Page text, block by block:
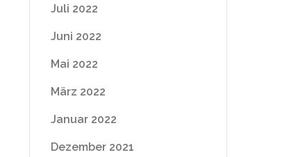
Juli 2022
Juni 2022
Mai 2022
März 2022
Januar 2022
Dezember 2021